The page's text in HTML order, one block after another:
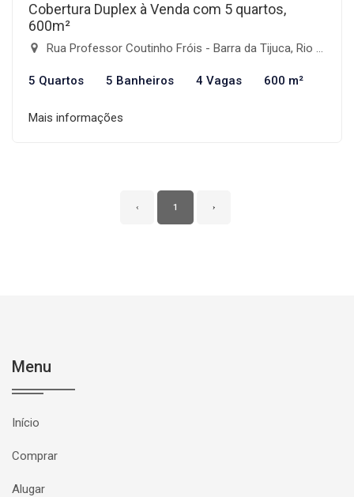
Cobertura Duplex à Venda com 5 quartos,
600m²
Rua Professor Coutinho Fróis - Barra da Tijuca, Rio de Janeiro-RJ
5 Quartos 5 Banheiros 4 Vagas 600 m²
Mais informações
‹ 1 ›
Menu
Início
Comprar
Alugar